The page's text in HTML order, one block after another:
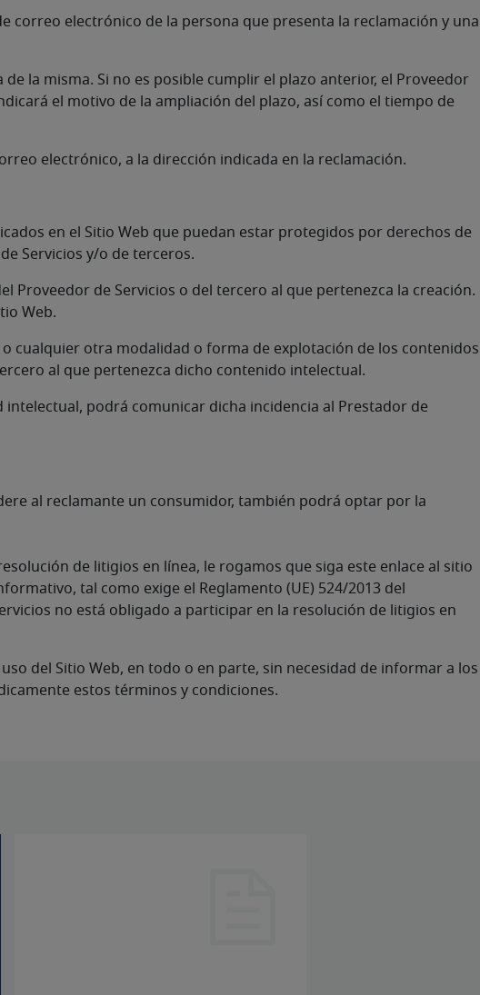
correo electrónico de la persona que presenta la reclamación y una
la misma. Si no es posible cumplir el plazo anterior, el Proveedor
el motivo de la ampliación del plazo, así como el tiempo de
electrónico, a la dirección indicada en la reclamación.
en el Sitio Web que puedan estar protegidos por derechos de
Servicios y/o de terceros.
Proveedor de Servicios o del tercero al que pertenezca la creación.
Web.
cualquier otra modalidad o forma de explotación de los contenidos
al que pertenezca dicho contenido intelectual.
podrá comunicar dicha incidencia al Prestador de
al reclamante un consumidor, también podrá optar por la
de litigios en línea, le rogamos que siga este enlace al sitio
tal como exige el Reglamento (UE) 524/2013 del
no está obligado a participar en la resolución de litigios en
del Sitio Web, en todo o en parte, sin necesidad de informar a los
estos términos y condiciones.